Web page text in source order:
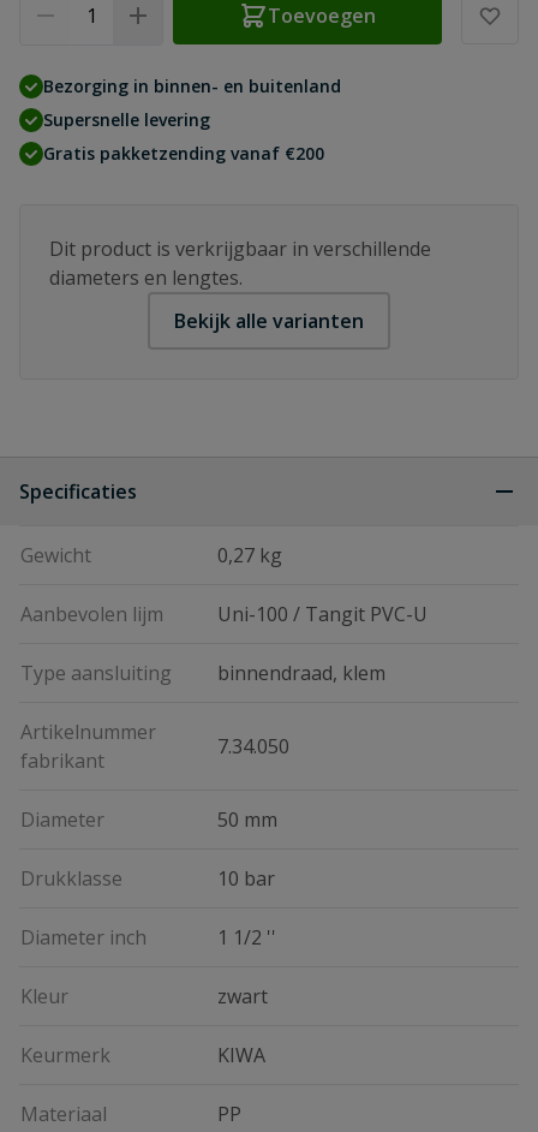
Toevoegen
Bezorging in binnen- en buitenland
Supersnelle levering
Gratis pakketzending vanaf €200
Dit product is verkrijgbaar in verschillende
diameters en lengtes.
Bekijk alle varianten
Specificaties
Gewicht 0,27 kg
Aanbevolen lijm Uni-100 / Tangit PVC-U
Type aansluiting binnendraad, klem
Artikelnummer
fabrikant
7.34.050
Diameter 50 mm
Drukklasse 10 bar
Diameter inch 1 1/2 ''
Kleur zwart
Keurmerk KIWA
Materiaal PP